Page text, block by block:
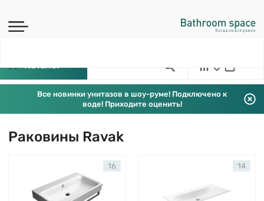
Каталог
Все новинки унитазов в шоу-руме! Подключено к
воде! Приходите оценить!
Раковины Ravak
16 14